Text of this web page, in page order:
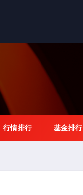
行情排行 基金排行